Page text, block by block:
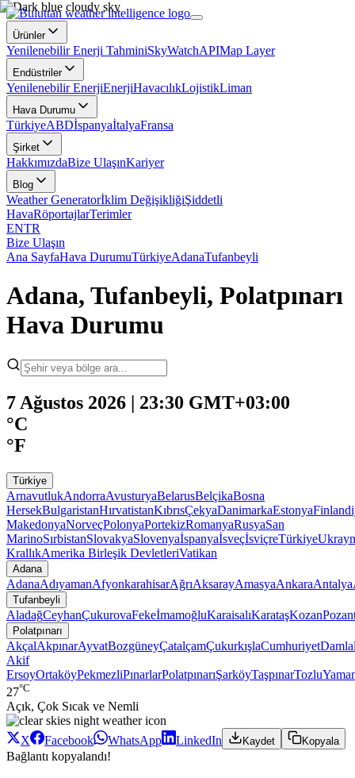
Ürünler
Yenilenebilir Enerji TahminiSkyWatchAPIMap Layer
Endüstriler
Yenilenebilir EnerjiEnerjiHavacılıkLojistikLiman
Hava Durumu
TürkiyeABDİspanyaİtalyaFransa
Şirket
HakkımızdaBize UlaşınKariyer
Blog
Weather Generatorİklim DeğişikliğiŞiddetli
HavaRöportajlarTerimler
ENTR
Bize Ulaşın
Ana SayfaHava DurumuTürkiyeAdanaTufanbeyli
Adana, Tufanbeyli, Polatpınarı
Hava Durumu
7 Ağustos 2026 | 23:30 GMT+03:00
°C
°F
Türkiye
ArnavutlukAndorraAvusturyaBelarusBelçikaBosna
HersekBulgaristanHırvatistanKıbrısÇekyaDanimarkaEstonya
MakedonyaNorveçPolonyaPortekizRomanyaRusyaSan
MarinoSırbistanSlovakyaSlovenyaİspanyaİsveçİsviçreTürkiye
KrallıkAmerika Birleşik DevletleriVatikan
Adana
AdanaAdıyamanAfyonkarahisarAğrıAksarayAmasyaAnkaraAntalya
Tufanbeyli
AladağCeyhanÇukurovaFekeİmamoğluKaraisalıKarataşKozan
Polatpınarı
AkçalAkpınarAyvatBozgüneyÇatalçamÇukurkışlaCumhuriyet
Akif
ErsoyOrtaköyPekmezliPınarlarPolatpınarıŞarköyTaşpınarTozlu
27°C
Açık, Çok Sıcak ve Nemli
X Facebook WhatsApp LinkedIn Kaydet Kopyala
Bağlantı kopyalandı!